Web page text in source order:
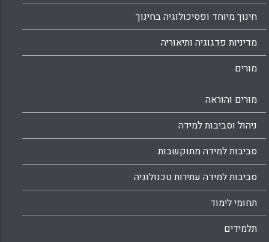
חינוך מיוחד ופסיכולוגיה בחינוך
מדיניות פדגוגיה ותיאוריה
מורים
מורים והוראה
ניהול וסביבות למידה
סביבות למידה מתוקשבות
סביבות למידה עתירות טכנולוגיה
תחומי לימוד
תלמידים